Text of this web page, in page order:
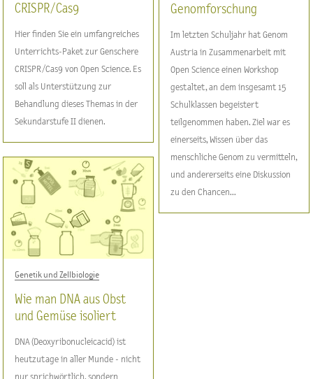
CRISPR / Cas9
Hier finden Sie ein umfangreiches
Unterrichts-Paket zur Genschere
CRISPR/Cas9 von Open Science. Es
soll als Unterstützung zur
Behandlung dieses Themas in der
Sekundarstufe II dienen.
Genomforschung
Im letzten Schuljahr hat Genom
Austria in Zusammenarbeit mit
Open Science einen Workshop
gestaltet, an dem insgesamt 15
Schulklassen begeistert
teilgenommen haben. Ziel war es
einerseits, Wissen über das
menschliche Genom zu vermitteln,
und andererseits eine Diskussion
zu den Chancen...
Genetik und Zellbiologie
Wie man DNA aus Obst
und Gemüse isoliert
DNA (Deoxyribonucleicacid) ist
heutzutage in aller Munde - nicht
nur sprichwörtlich, sondern